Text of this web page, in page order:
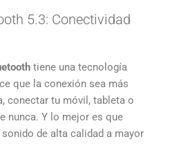
5.3: Conectividad
tiene una tecnología
que la conexión sea más
conectar tu móvil, tableta o
nunca. Y lo mejor es que
de alta calidad a mayor